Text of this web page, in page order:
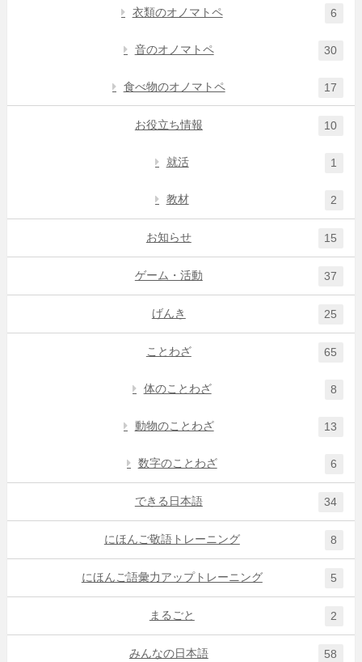
衣類のオノマトペ 6
音のオノマトペ 30
食べ物のオノマトペ 17
お役立ち情報 10
就活 1
教材 2
お知らせ 15
ゲーム・活動 37
げんき 25
ことわざ 65
体のことわざ 8
動物のことわざ 13
数字のことわざ 6
できる日本語 34
にほんご敬語トレーニング 8
にほんご語彙力アップトレーニング 5
まるごと 2
みんなの日本語 58